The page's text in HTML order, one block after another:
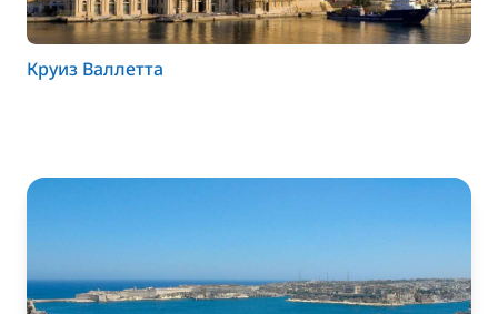
Круиз Валлетта